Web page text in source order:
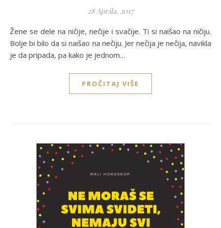
28 Aprila, 2017
Žene se dele na ničije, nečije i svačije. Ti si naišao na ničiju.
Bolje bi bilo da si naišao na nečiju. Jer nečija je nečija, navikla
je da pripada, pa kako je jednom…
PROČITAJ VIŠE